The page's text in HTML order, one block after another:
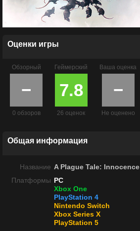
Оценки игры
Обзорный
−
0 обзоров
Геймерский
7.8
26 оценок
Ваша оценка
−
Не оценено
Общая информация
Название A Plague Tale: Innocence
Платформы PC
Xbox One
PlayStation 4
Nintendo Switch
Xbox Series X
PlayStation 5